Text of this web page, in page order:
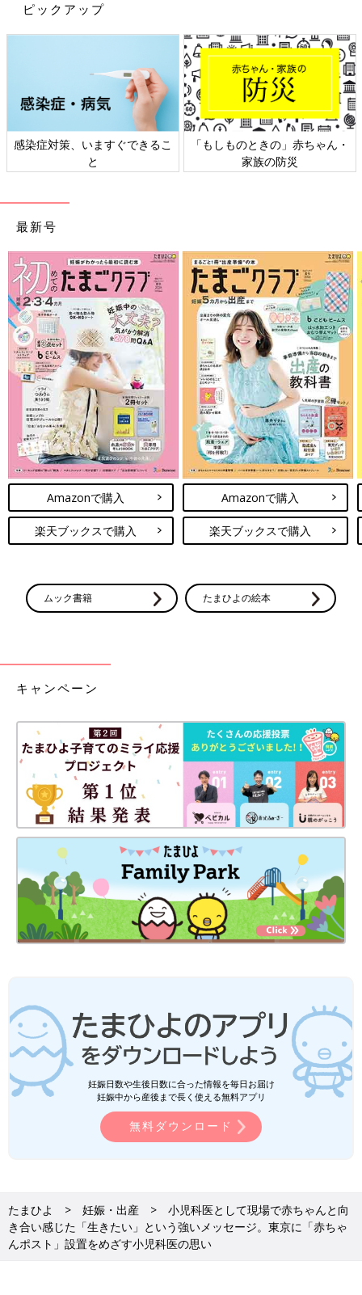
小暮裕之先生（こぐれひろゆき）
PROFILE
医療法人社団「モルゲンロート」理事長。1978年、埼玉県春日
部市生まれ。2003年に独協医科大学を卒業、千葉の総合病院や
東京都内の国立病院で小児科医として勤務。10年に江東区内に小
児科や内科などを有するクリニックを開業し、現在は都内の湾岸
エリアにて５院、ベトナム・ハノイにて1院の合計6院を運営す
る。
●記事の内容は記事執筆当時の情報であり、現在と異なる場合が
あります。
ピックアップ
感染症対策、いますぐできるこ
と
「もしものときの」赤ちゃん・
家族の防災
最新号
Amazonで購入
楽天ブックスで購入
Amazonで購入
楽天ブックスで購入
ムック書籍 たまひよの絵本
キャンペーン
妊娠日数や生後日数に合った情報を毎日お届け
妊娠中から産後まで長く使える無料アプリ
無料ダウンロード
たまひよ 妊娠・出産
小児科医として現場で赤ちゃんと向
き合い感じた「生きたい」という強いメッセージ。東京に「赤ちゃ
んポスト」設置をめざす小児科医の思い